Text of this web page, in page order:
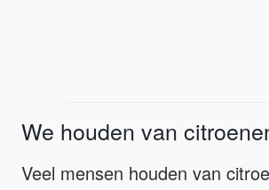
We houden van
Veel mensen houden van